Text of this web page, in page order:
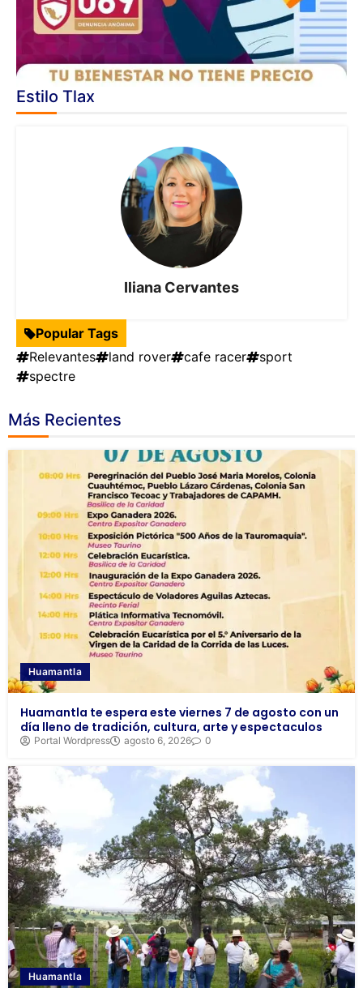
Estilo Tlax
Iliana Cervantes
Popular Tags
Relevantes
land rover cafe racer
sport
spectre
Más Recientes
Huamantla
Huamantla te espera este viernes 7 de agosto con un
día lleno de tradición, cultura, arte y espectaculos
Portal Wordpress agosto 6, 2026 0
Huamantla